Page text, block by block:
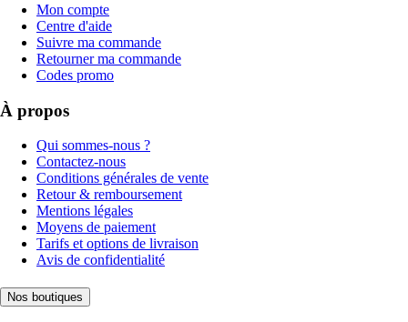
Mon compte
Centre d'aide
Suivre ma commande
Retourner ma commande
Codes promo
À propos
Qui sommes-nous ?
Contactez-nous
Conditions générales de vente
Retour & remboursement
Mentions légales
Moyens de paiement
Tarifs et options de livraison
Avis de confidentialité
Nos boutiques